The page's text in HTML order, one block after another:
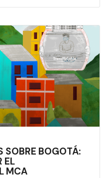
SOBRE BOGOTÁ:
EL
MCA